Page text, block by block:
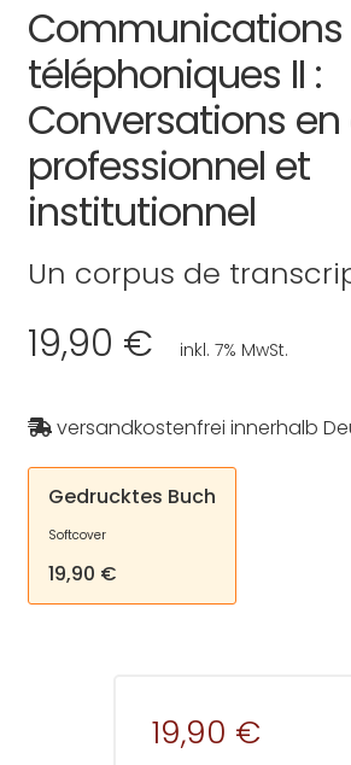
Communications
téléphoniques II :
Conversations
professionnel et
institutionnel
Un corpus de
19,90 € inkl. 7% MwSt.
versandkostenfrei innerhalb
Gedrucktes Buch
Softcover
19,90 €
19,90 €